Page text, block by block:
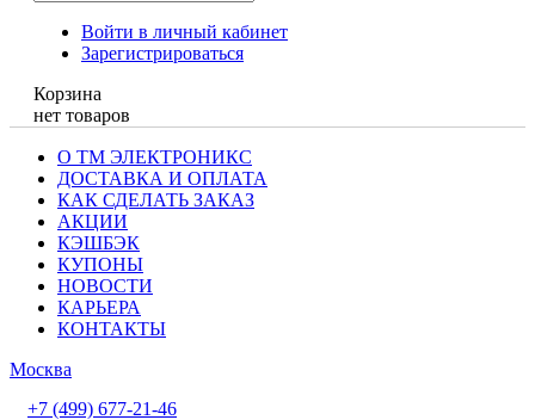
Войти в личный кабинет
Зарегистрироваться
Корзина
нет товаров
О ТМ ЭЛЕКТРОНИКС
ДОСТАВКА И ОПЛАТА
КАК СДЕЛАТЬ ЗАКАЗ
АКЦИИ
КЭШБЭК
КУПОНЫ
НОВОСТИ
КАРЬЕРА
КОНТАКТЫ
Москва
+7 (499) 677-21-46